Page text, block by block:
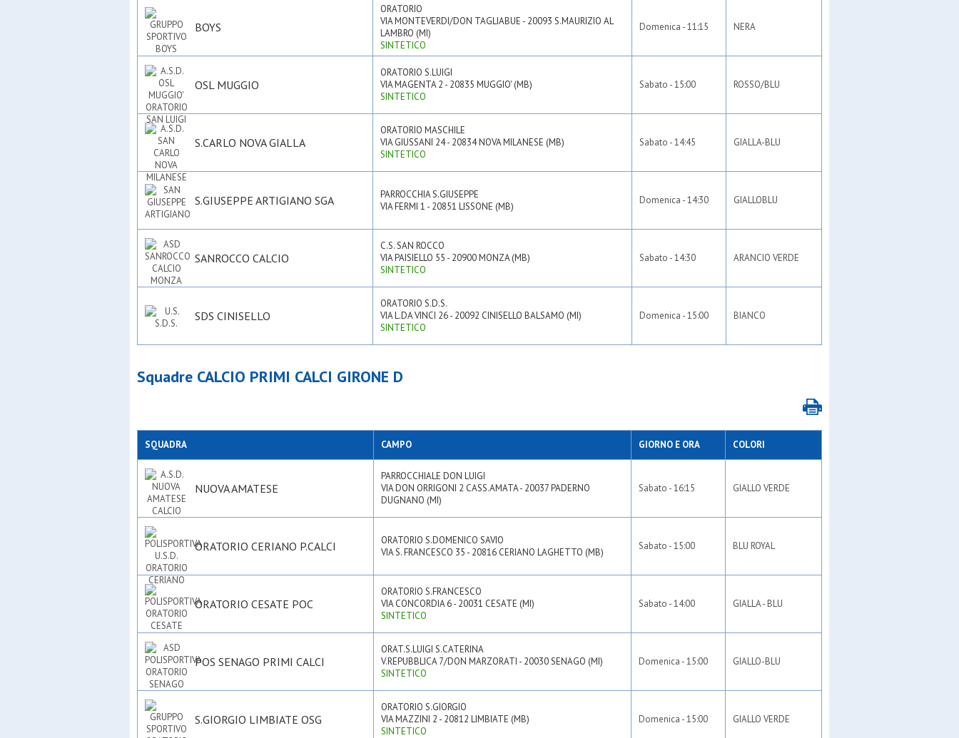
BOYS
ORATORIO
VIA MONTEVERDI/DON TAGLIABUE - 20093 S.MAURIZIO AL
LAMBRO (MI)
SINTETICO
Domenica - 11:15 NERA
OSL MUGGIO
ORATORIO S.LUIGI
VIA MAGENTA 2 - 20835 MUGGIO' (MB)
SINTETICO
Sabato - 15:00 ROSSO/BLU
S.CARLO NOVA GIALLA
ORATORIO MASCHILE
VIA GIUSSANI 24 - 20834 NOVA MILANESE (MB)
SINTETICO
Sabato - 14:45 GIALLA-BLU
S.GIUSEPPE ARTIGIANO SGA
PARROCCHIA S.GIUSEPPE
VIA FERMI 1 - 20851 LISSONE (MB)
Domenica - 14:30 GIALLOBLU
SANROCCO CALCIO
C.S. SAN ROCCO
VIA PAISIELLO 55 - 20900 MONZA (MB)
SINTETICO
Sabato - 14:30 ARANCIO VERDE
SDS CINISELLO
ORATORIO S.D.S.
VIA L.DA VINCI 26 - 20092 CINISELLO BALSAMO (MI)
SINTETICO
Domenica - 15:00 BIANCO
Squadre CALCIO PRIMI CALCI GIRONE D
SQUADRA CAMPO GIORNO E ORA COLORI
NUOVA AMATESE
PARROCCHIALE DON LUIGI
VIA DON ORRIGONI 2 CASS.AMATA - 20037 PADERNO
DUGNANO (MI)
Sabato - 16:15 GIALLO VERDE
ORATORIO CERIANO P.CALCI
ORATORIO S.DOMENICO SAVIO
VIA S. FRANCESCO 35 - 20816 CERIANO LAGHETTO (MB)
Sabato - 15:00 BLU ROYAL
ORATORIO CESATE POC
ORATORIO S.FRANCESCO
VIA CONCORDIA 6 - 20031 CESATE (MI)
SINTETICO
Sabato - 14:00 GIALLA - BLU
POS SENAGO PRIMI CALCI
ORAT.S.LUIGI S.CATERINA
V.REPUBBLICA 7/DON MARZORATI - 20030 SENAGO (MI)
SINTETICO
Domenica - 15:00 GIALLO-BLU
S.GIORGIO LIMBIATE OSG
ORATORIO S.GIORGIO
VIA MAZZINI 2 - 20812 LIMBIATE (MB)
SINTETICO
Domenica - 15:00 GIALLO VERDE